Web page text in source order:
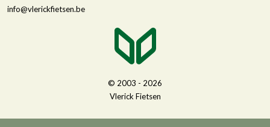
info@vlerickfietsen.be
© 2003 - 2026
Vlerick Fietsen